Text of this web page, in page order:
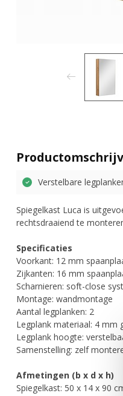
Verstelbare
Spiegelkast Luca is
rechtsdraaiend te
Specificaties
Voorkant: 12 mm
Zijkanten: 16 mm
Scharnieren: soft-close
Montage: wandmontage
Aantal legplanken: 2
Legplank materiaal: 4 mm
Legplank hoogte:
Samenstelling: zelf
Afmetingen (b x d x h)
Spiegelkast: 50 x 14 x 90